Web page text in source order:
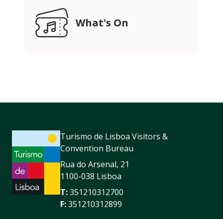
What's On
Turismo de Lisboa Visitors &
Convention Bureau
Rua do Arsenal, 21
1100-038 Lisboa
T:351210312700
F:351210312899